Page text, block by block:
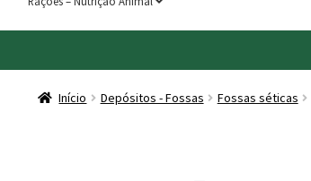
Início Depósitos - Fossas Fossas séticas